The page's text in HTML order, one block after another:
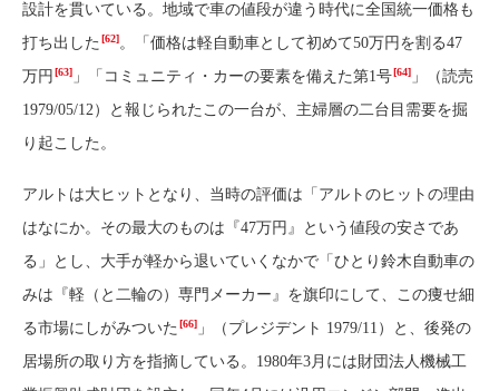
設計を貫いている。地域で車の値段が違う時代に全国統一価格も
打ち出した [62]。「価格は軽自動車として初めて50万円を割る47
万円 [63] 」「コミュニティ・カーの要素を備えた第1号[64] 」（読売
1979/05/12）と報じられたこの一台が、主婦層の二台目需要を掘
り起こした。
アルトは大ヒットとなり、当時の評価は「アルトのヒットの理由
はなにか。その最大のものは『47万円』という値段の安さであ
る」とし、大手が軽から退いていくなかで「ひとり鈴木自動車の
みは『軽（と二輪の）専門メーカー』を旗印にして、この痩せ細
る市場にしがみついた [66] 」（プレジデント 1979/11）と、後発の
居場所の取り方を指摘している。1980年3月には財団法人機械工